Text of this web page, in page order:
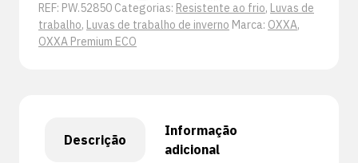
handschoen
REF: PW.52850 Categorias: Resistente ao frio, Luvas de
trabalho, Luvas de trabalho de inverno Marca: OXXA,
OXXA Premium ECO
Descrição
Informação
adicional